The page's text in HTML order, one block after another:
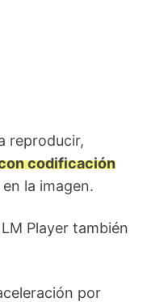
reproducir,
codificación
la imagen.
Player también
por